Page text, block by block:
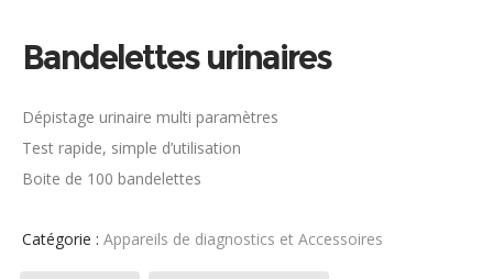
Bandelettes urinaires
Dépistage urinaire multi paramètres
Test rapide, simple d’utilisation
Boite de 100 bandelettes
Catégorie : Appareils de diagnostics et Accessoires